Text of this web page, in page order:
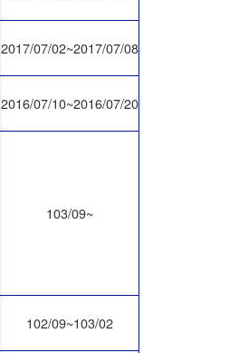
2017/07/02~2017/07/08
2016/07/10~2016/07/20
103/09~
102/09~103/02